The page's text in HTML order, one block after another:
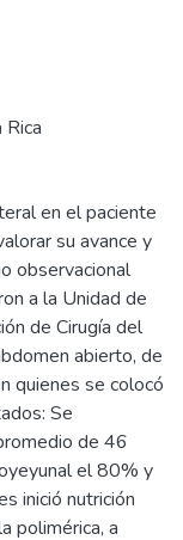
en el paciente
su avance y
observacional
a la Unidad de
de Cirugía del
abierto, de
quienes se colocó
Se
de 46
el 80% y
inició nutrición
polimérica, a